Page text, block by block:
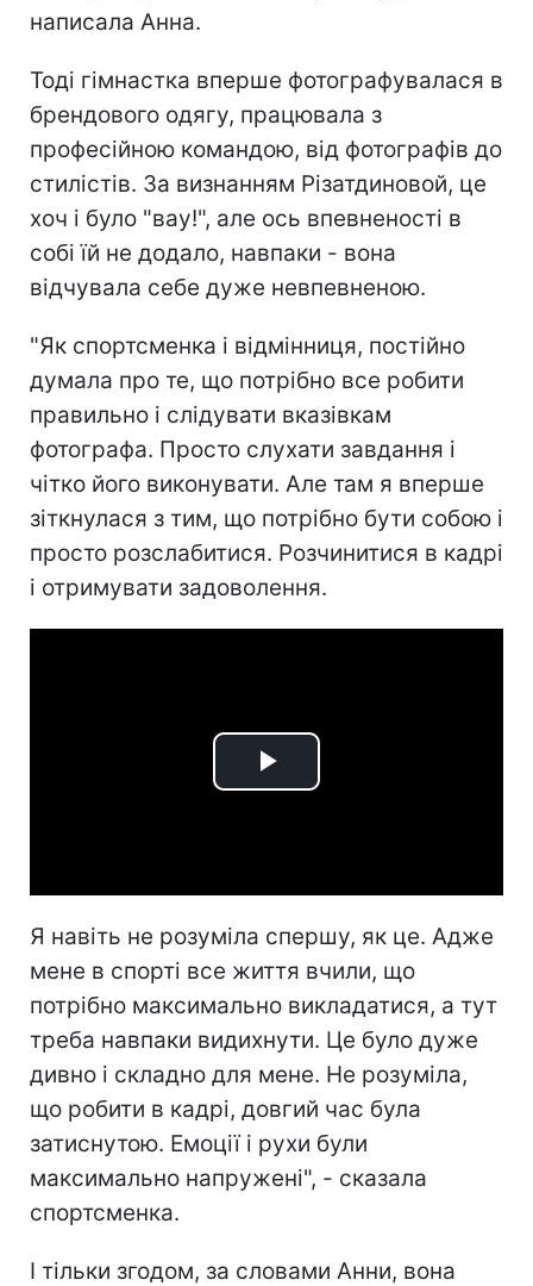
написала Анна.
Тоді гімнастка вперше фотографувалася в
брендового одягу, працювала з
професійною командою, від фотографів до
стилістів. За визнанням Різатдиновой, це
хоч і було "вау!", але ось впевненості в
собі їй не додало, навпаки - вона
відчувала себе дуже невпевненою.
"Як спортсменка і відмінниця, постійно
думала про те, що потрібно все робити
правильно і слідувати вказівкам
фотографа. Просто слухати завдання і
чітко його виконувати. Але там я вперше
зіткнулася з тим, що потрібно бути собою і
просто розслабитися. Розчинитися в кадрі
і отримувати задоволення.
Play
Я навіть не розуміла спершу, як це. Адже
мене в спорті все життя вчили, що
потрібно максимально викладатися, а тут
треба навпаки видихнути. Це було дуже
дивно і складно для мене. Не розуміла,
що робити в кадрі, довгий час була
затиснутою. Емоції і рухи були
максимально напружені", - сказала
спортсменка.
І тільки згодом, за словами Анни, вона